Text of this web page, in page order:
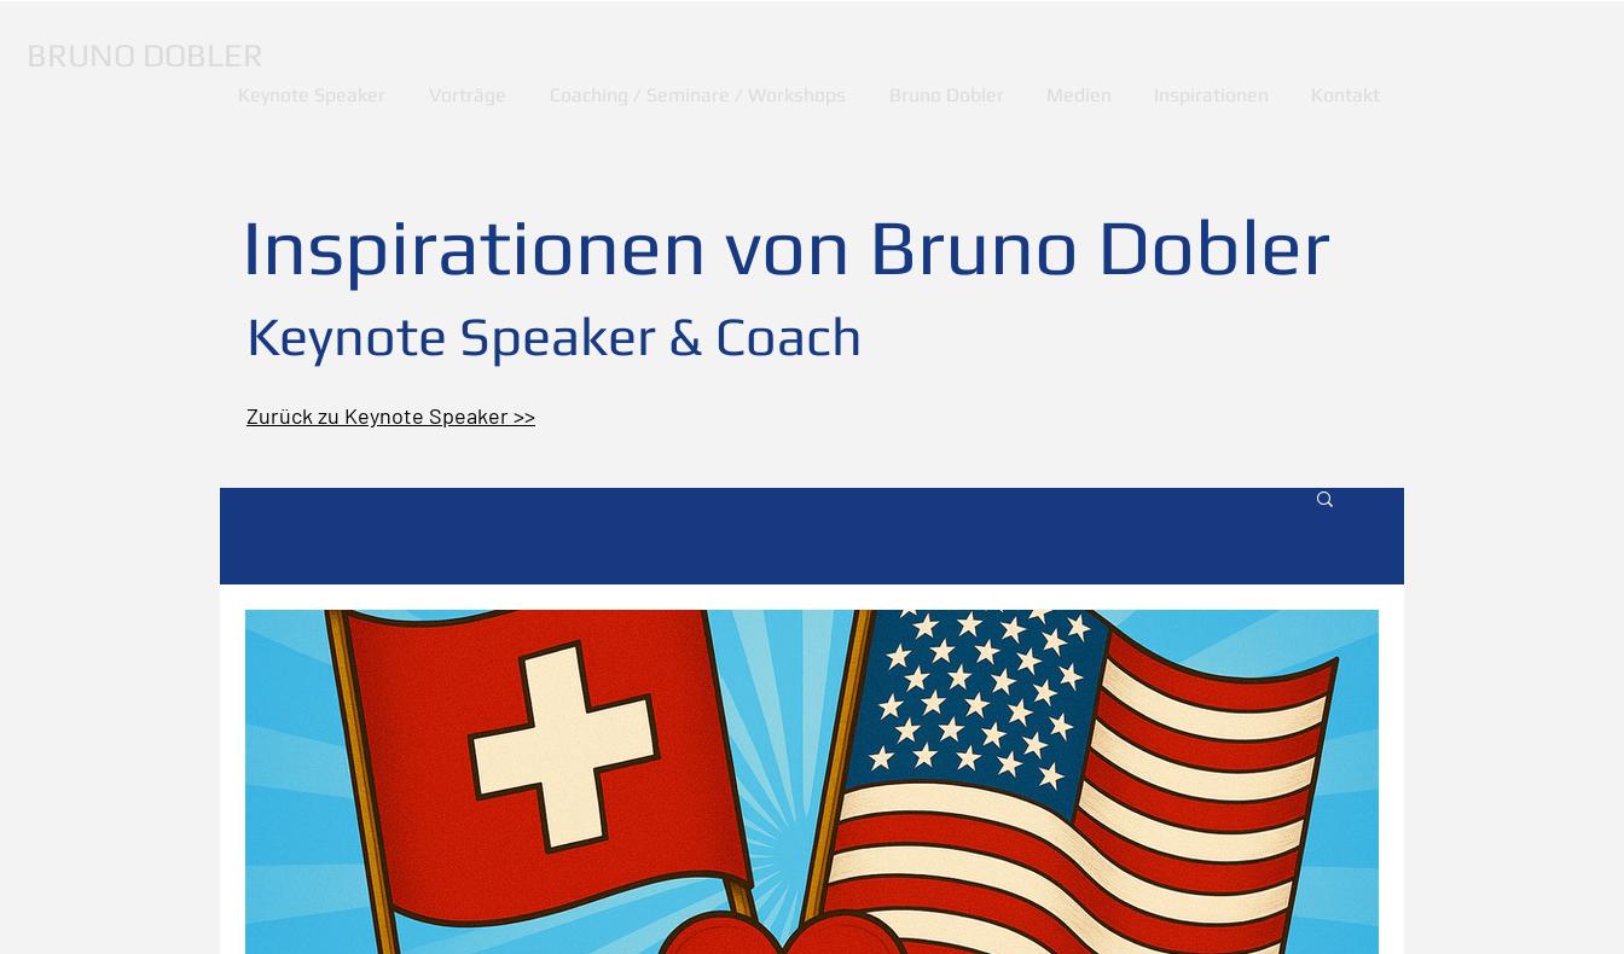
BRUNO DOBLER
Keynote Speaker Vorträge Coaching / Seminare / Workshops Bruno Dobler Medien Inspirationen Kontakt
Inspirationen von Bruno Dobler
Keynote Speaker & Coach
Zurück zu Keynote Speaker >>